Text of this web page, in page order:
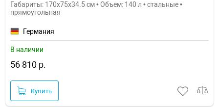
Габариты: 170x75x34.5 см • Объем: 140 л • стальные •
прямоугольная
Германия
В наличии
56 810 р.
Купить